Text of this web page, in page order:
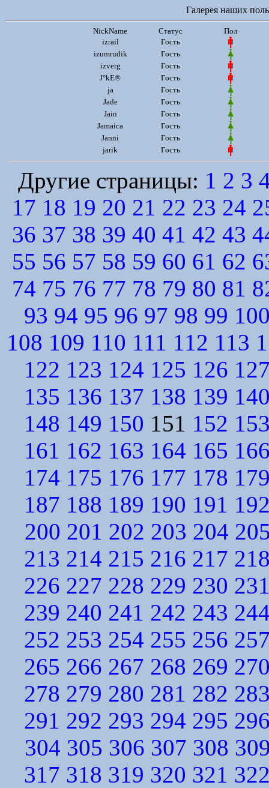
Галерея наших
NickName Статус
Пол
izrail
Гость
izumrudik
Гость
izverg
Гость
J°kE®
Гость
ja
Гость
Jade
Гость
Jain
Гость
Jamaica
Гость
Janni
Гость
jarik
Гость
Другие страницы: 1 2 3
17 18 19 20 21 22 23 24
36 37 38 39 40 41 42 43
55 56 57 58 59 60 61 62
74 75 76 77 78 79 80 81
93 94 95 96 97 98 99
108 109 110 111 112 113
122 123 124 125 126
135 136 137 138 139
148 149 150 151 152
161 162 163 164 165
174 175 176 177 178
187 188 189 190 191
200 201 202 203 204
213 214 215 216 217
226 227 228 229 230
239 240 241 242 243
252 253 254 255 256
265 266 267 268 269
278 279 280 281 282
291 292 293 294 295
304 305 306 307 308
317 318 319 320 321